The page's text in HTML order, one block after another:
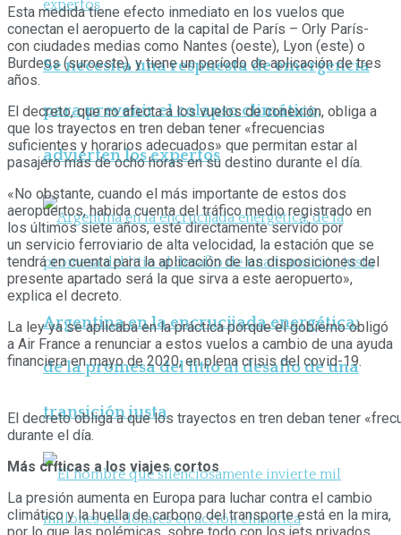
Se necesita una respuesta de emergencia
para prevenir el colapso climático,
advierten los expertos
Argentina en la encrucijada energética:
de la promesa del litio al desafío de una
transición justa
Esta medida tiene efecto inmediato en los vuelos que
conectan el aeropuerto de la capital de París – Orly París-
con ciudades medias como Nantes (oeste), Lyon (este) o
Burdeos (suroeste), y tiene un período de aplicación de tres
años.
El decreto, que no afecta a los vuelos de conexión, obliga a
que los trayectos en tren deban tener «frecuencias
suficientes y horarios adecuados» que permitan estar al
pasajero más de ocho horas en su destino durante el día.
«No obstante, cuando el más importante de estos dos
aeropuertos, habida cuenta del tráfico medio registrado en
los últimos siete años, esté directamente servido por
un servicio ferroviario de alta velocidad, la estación que se
tendrá en cuenta para la aplicación de las disposiciones del
presente apartado será la que sirva a este aeropuerto»,
explica el decreto.
La ley ya se aplicaba en la práctica porque el gobierno obligó
a Air France a renunciar a estos vuelos a cambio de una ayuda
financiera en mayo de 2020, en plena crisis del covid-19.
El decreto obliga a que los trayectos en tren deban tener
durante el día.
Más críticas a los viajes cortos
La presión aumenta en Europa para luchar contra el cambio
climático y la huella de carbono del transporte está en la mira,